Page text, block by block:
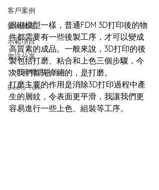
客戶案例
技術知識
示範項目
資訊分享
3D打印機選購指南
Beets Talk
跟砌模型一樣，普通FDM 3D打印後的物
件都需要有一些後製工序，才可以變成
高質素的成品。一般來說，3D打印的後
製包括打磨、粘合和上色三個步驟，今
次我們首先介紹的，是打磨。
打磨主要的作用是消除3D打印過程中產
生的層紋，令表面更平滑，我讓我們更
容易進行一些上色、組裝等工序。